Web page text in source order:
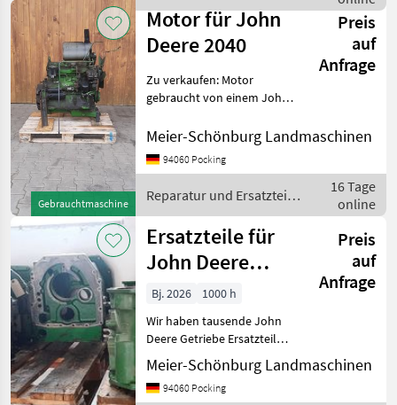
/ John Deere
Gebrauchtmaschine
Motor für John
Deere 2040
Preis
auf
Anfrage
Zu verkaufen: Motor
gebraucht von einem John
2040, 2250, 2450. Passt
teilweise auch in 2140, 2250,
2650, 2850 Wir sind Händler
Meier-Schönburg Landmaschinen
94060 Pocking
Reparatur und Ersatzteile
/ John Deere
16 Tage
online
Ersatzteile für
John Deere
Getriebe
Preis
auf
Anfrage
Bj. 2026
1000 h
Wir haben tausende John
Deere Getriebe Ersatzteile
am Lager. Alle Typen vom
920 - bis zur aktuellen 6-R
Serie. Wir sind Händler und
Meier-Schönburg Landmaschinen
94060 Pocking